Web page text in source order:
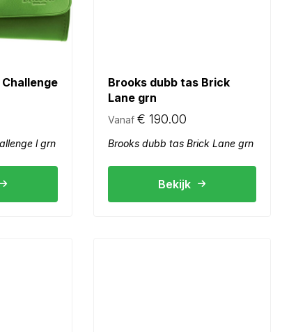
l grn
Brooks dubb tas Brick
Lane grn
Vanaf € 190.00
Brooks dubb tas Brick Lane grn
Bekijk